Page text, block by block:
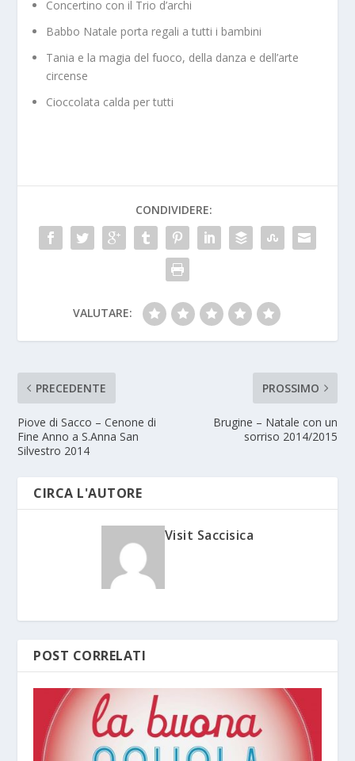
Concertino con il Trio d’archi
Babbo Natale porta regali a tutti i bambini
Tania e la magia del fuoco, della danza e dell’arte
circense
Cioccolata calda per tutti
CONDIVIDERE:
VALUTARE:
PRECEDENTE
Piove di Sacco – Cenone di
Fine Anno a S.Anna San
Silvestro 2014
PROSSIMO
Brugine – Natale con un
sorriso 2014/2015
CIRCA L'AUTORE
Visit Saccisica
POST CORRELATI